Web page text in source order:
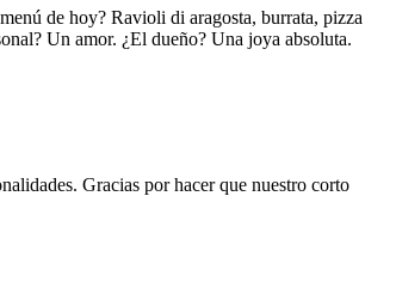
de hoy? Ravioli di aragosta, burrata, pizza
Un amor. ¿El dueño? Una joya absoluta.
Gracias por hacer que nuestro corto